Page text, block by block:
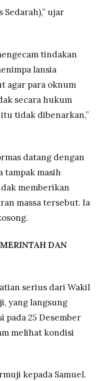
Sedarah),” ujar
tindakan
lansia
agar para oknum
secara hukum
tidak dibenarkan,”
datang dengan
tampak masih
memberikan
massa tersebut. Ia
DAN
serius dari Wakil
yang langsung
pada 25 Desember
melihat kondisi
kepada Samuel.